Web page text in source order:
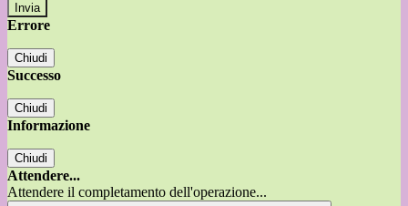
Errore
Chiudi
Successo
Chiudi
Informazione
Chiudi
Attendere...
Attendere il completamento dell'operazione...